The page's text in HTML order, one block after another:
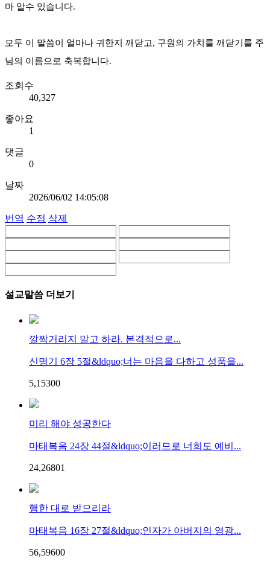
마 알수 있습니다.
모두 이 말씀이 얼마나 귀한지 깨닫고, 구원의 가치를 깨닫기를 주
님의 이름으로 축복합니다.
조회수
40,327
좋아요
1
댓글
0
날짜
2026/06/02 14:05:08
번역 수정 삭제
설교말씀 더보기
깔짝거리지 말고 하라. 본격적으로...
신명기 6장 5절&ldquo;너는 마음을 다하고 성품을...
5,15300
미리 해야 성공한다
마태복음 24장 44절&ldquo;이러므로 너희도 예비...
24,26801
행한 대로 받으리라
마태복음 16장 27절&ldquo;인자가 아버지의 영광...
56,59600